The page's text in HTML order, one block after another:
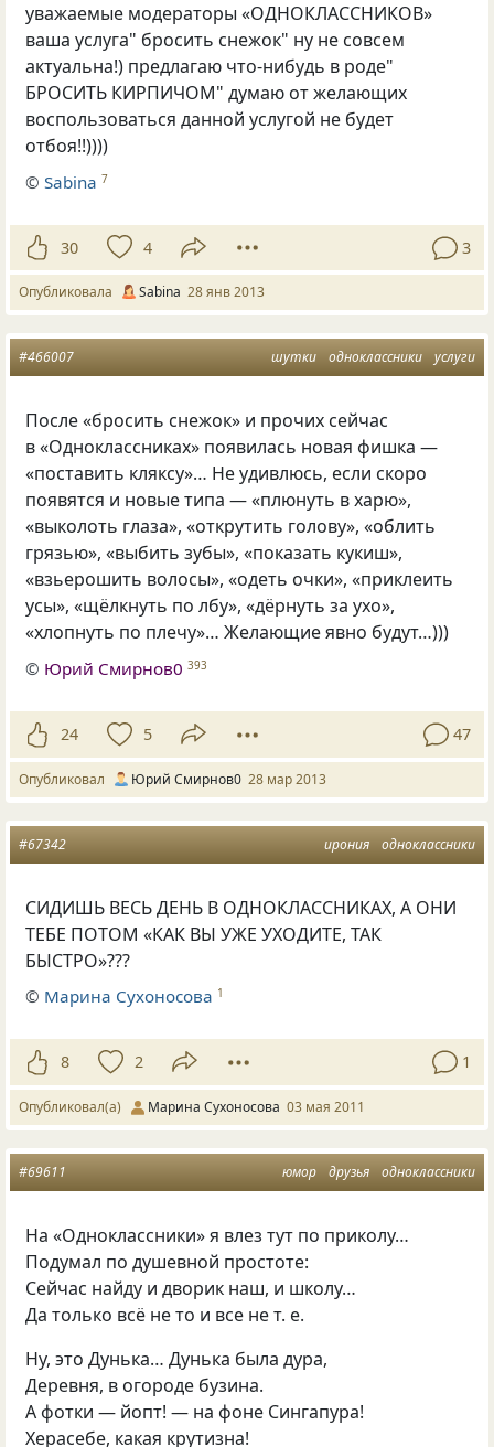
уважаемые модераторы «ОДНОКЛАССНИКОВ»
ваша услуга" бросить снежок" ну не совсем
актуальна!) предлагаю что-нибудь в роде"
БРОСИТЬ КИРПИЧОМ" думаю от желающих
воспользоваться данной услугой не будет
отбоя!!))))
©Sabina 7
30 4 3
Опубликовала Sabina 28 янв 2013
шутки одноклассники услуги
#466007
После«бросить снежок» и прочих сейчас
в «Одноклассниках» появилась новая фишка —
«поставить кляксу»… Не удивлюсь, если скоро
появятся и новые типа — «плюнуть в харю»,
«выколоть глаза», «открутить голову», «облить
грязью», «выбить зубы», «показать кукиш»,
«взьерошить волосы», «одеть очки», «приклеить
усы», «щёлкнуть по лбу», «дёрнуть за ухо»,
«хлопнуть по плечу»… Желающие явно будут…)))
© Юрий Смирнов0 393
24 5 47
Опубликовал Юрий Смирнов0 28 мар 2013
ирония одноклассники
#67342
СИДИШЬ ВЕСЬ ДЕНЬ В ОДНОКЛАССНИКАХ, А ОНИ
ТЕБЕ ПОТОМ «КАК ВЫ УЖЕ УХОДИТЕ, ТАК
БЫСТРО»???
© Марина Сухоносова 1
8 2 1
Опубликовал(а) Марина Сухоносова 03 мая 2011
юмор друзья одноклассники
#69611
На «Одноклассники» я влез тут по приколу…
Подумал по душевной простоте:
Сейчас найду и дворик наш, и школу…
Да только всё не то и все нет. е.
Ну, это Дунька… Дунька была дура,
Деревня, в огороде бузина.
А фотки — йопт! — на фоне Сингапура!
Херасебе, какая крутизна!